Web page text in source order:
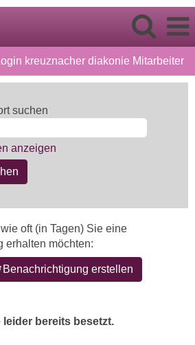
kreuznacher diakonie Mitarbeiter
suchen
anzeigen
oft (in Tagen) Sie eine
erhalten möchten:
Benachrichtigung erstellen
leider bereits besetzt.